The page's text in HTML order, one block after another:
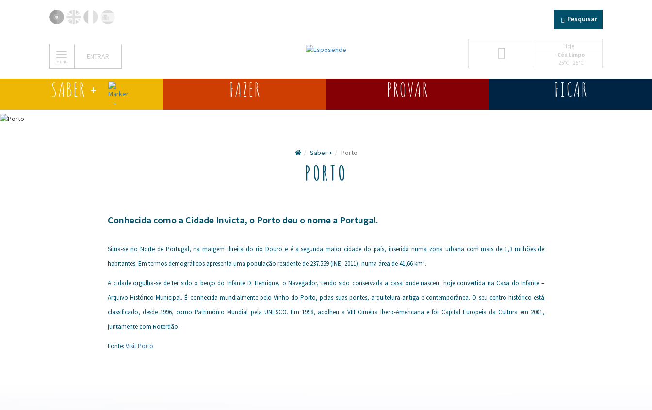
Pesquisar
MENU
ENTRAR
Hoje
Céu Limpo
25°C - 25°C
SABER + FAZER PROVAR FICAR
Saber + Porto
PORTO
Conhecida como a Cidade Invicta, o Porto deu o nome a Portugal.
Situa-se no Norte de Portugal, na margem direita do rio Douro e é a segunda maior cidade do país, inserida numa zona urbana com mais de 1,3 milhões de
habitantes. Em termos demográficos apresenta uma população residente de 237.559 (INE, 2011), numa área de 41,66 km².
A cidade orgulha-se de ter sido o berço do Infante D. Henrique, o Navegador, tendo sido conservada a casa onde nasceu, hoje convertida na Casa do Infante –
Arquivo Histórico Municipal. É conhecida mundialmente pelo Vinho do Porto, pelas suas pontes, arquitetura antiga e contemporânea. O seu centro histórico está
classificado, desde 1996, como Património Mundial pela UNESCO. Em 1998, acolheu a VIII Cimeira Ibero-Americana e foi Capital Europeia da Cultura em 2001,
juntamente com Roterdão.
Fonte: Visit Porto.